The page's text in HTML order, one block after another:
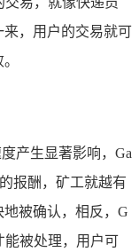
，用户的交易就可
产生显著影响，Ga
报酬，矿工就越有
被确认，相反，G
能被处理，用户可